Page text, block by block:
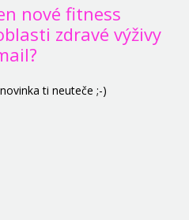
nové fitness
zdravé výživy
ti neuteče ;-)